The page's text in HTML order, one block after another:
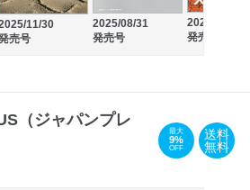
11/30
売号
2025/08/31
発売号
2025/05/31
発売号
（ジャパンプレ
最大
9%
OFF
送料
無料